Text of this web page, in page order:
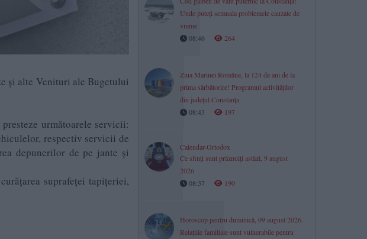
și alte Venituri ale Bugetului
următoarele servicii:
respectiv servicii de
depunerilor de pe jante și
suprafeței tapițeriei,
Unde puteți semnala problemele cauzate de
vreme
08:46
264
Ziua Marinei Române, la 124 de ani de la
prima sărbătorire! Programul activităților
din județul Constanța
08:43
197
Calendar-Ortodox
Ce sfinți sunt prăznuiți astăzi, 9 august
2026
08:37
190
Horoscop pentru duminică, 09 august 2026.
Relațiile familiale sunt vulnerabile pentru